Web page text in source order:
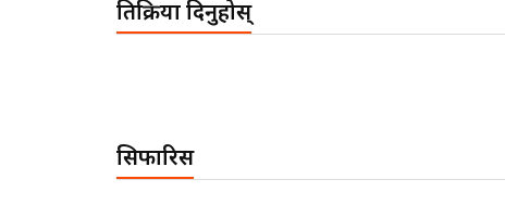
प्रतिक्रिया दिनुहोस्
सिफारिस